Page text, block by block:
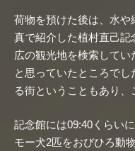
荷物を預けた後は、水
真で紹介した植村直己
広の観光地を検索して
と思っていたところでし
る街ということもあり、
記念館には09:40くらい
モー犬2匹をおびひろ動